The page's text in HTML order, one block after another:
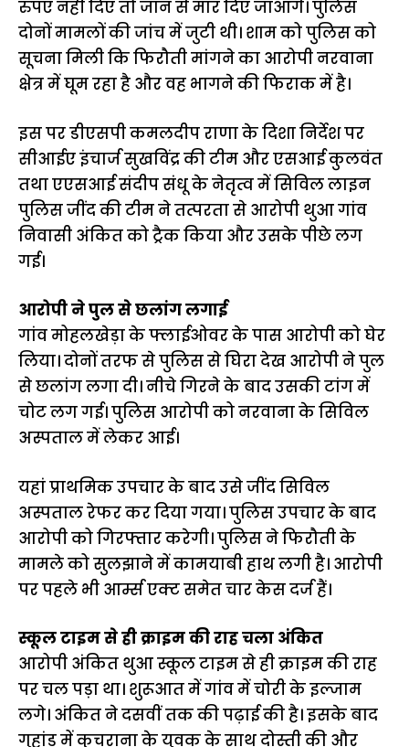
रुपए नहीं दिए तो जान से मार दिए जाआगे। पुलिस
दोनों मामलों की जांच में जुटी थी। शाम को पुलिस को
सूचना मिली कि फिरौती मांगने का आरोपी नरवाना
क्षेत्र में घूम रहा है और वह भागने की फिराक में है।
इस पर डीएसपी कमलदीप राणा के दिशा निर्देश पर
सीआईए इंचार्ज सुखविंद्र की टीम और एसआई कुलवंत
तथा एएसआई संदीप संधू के नेतृत्व में सिविल लाइन
पुलिस जींद की टीम ने तत्परता से आरोपी थुआ गांव
निवासी अंकित को ट्रैक किया और उसके पीछे लग
गई।
आरोपी ने पुल से छलांग लगाई
गांव मोहलखेड़ा के फ्लाईओवर के पास आरोपी को घेर
लिया। दोनों तरफ से पुलिस से घिरा देख आरोपी ने पुल
से छलांग लगा दी। नीचे गिरने के बाद उसकी टांग में
चोट लग गई। पुलिस आरोपी को नरवाना के सिविल
अस्पताल में लेकर आई।
यहां प्राथमिक उपचार के बाद उसे जींद सिविल
अस्पताल रेफर कर दिया गया। पुलिस उपचार के बाद
आरोपी को गिरफ्तार करेगी। पुलिस ने फिरौती के
मामले को सुलझाने में कामयाबी हाथ लगी है। आरोपी
पर पहले भी आर्म्स एक्ट समेत चार केस दर्ज हैं।
स्कूल टाइम से ही क्राइम की राह चला अंकित
आरोपी अंकित थुआ स्कूल टाइम से ही क्राइम की राह
पर चल पड़ा था। शुरूआत में गांव में चोरी के इल्जाम
लगे। अंकित ने दसवीं तक की पढ़ाई की है। इसके बाद
गुहांड में कुचराना के युवक के साथ दोस्ती की और